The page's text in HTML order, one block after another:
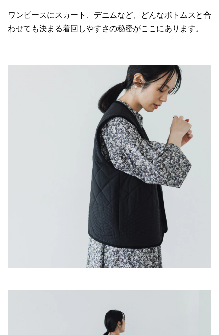
ワンピースにスカート、デニムなど、どんなボトムスと合
わせても決まる着回しやすさの秘密がここにあります。